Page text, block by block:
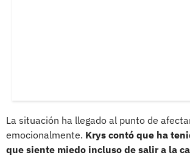
La situación ha llegado al punto de
emocionalmente. Krys contó que ha
que siente miedo incluso de salir a la